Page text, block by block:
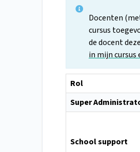
Docenten
cursus
de docent
in mijn cursus
Rol
Super
School support